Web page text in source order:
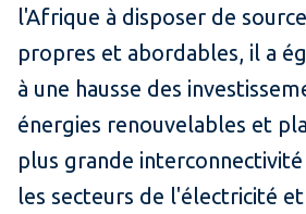
l'Afrique à disposer de
propres et abordables, il a
à une hausse des
énergies renouvelables et
plus grande
les secteurs de l'électricité